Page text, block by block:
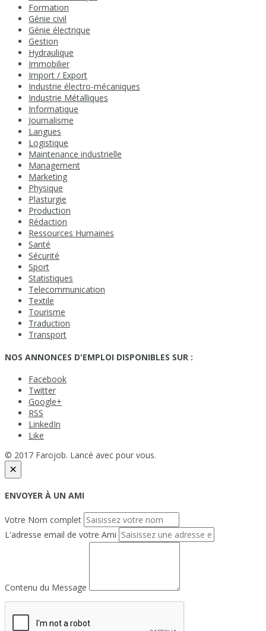
Formation
Génie civil
Génie électrique
Gestion
Hydraulique
Immobilier
Import / Export
Industrie électro-mécaniques
Industrie Métalliques
Informatique
Journalisme
Langues
Logistique
Maintenance industrielle
Management
Marketing
Physique
Plasturgie
Production
Rédaction
Ressources Humaines
Santé
Sécurité
Sport
Statistiques
Telecommunication
Textile
Tourisme
Traduction
Transport
NOS ANNONCES D'EMPLOI DISPONIBLES SUR :
Facebook
Twitter
Google+
RSS
LinkedIn
Like
© 2017 Farojob. Lancé avec pour vous.
×
ENVOYER À UN AMI
Votre Nom complet
L'adresse email de votre Ami
Contenu du Message